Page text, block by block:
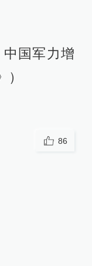
中国军力增
86